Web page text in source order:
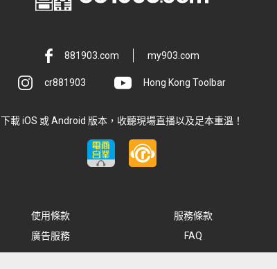
881903.com my903.com
cr881903 Hong Kong Toolbar
下載 iOS 或 Android 版本，收聽現場直播以及足本重溫！
使用條款 服務條款
廣告服務 FAQ